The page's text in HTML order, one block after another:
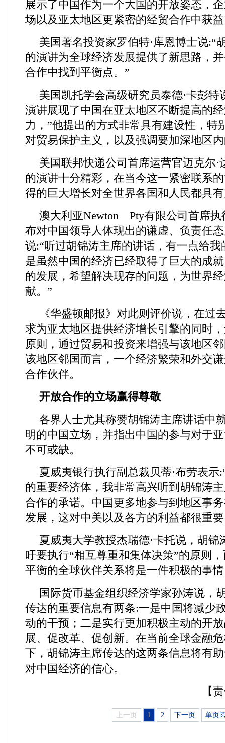
展示了中国作为一个大国的开放姿态，
场以及亚太地区更紧密的经贸合作中获
美国著名投资家罗伯特·库恩博士说:“
的演讲为全球经济发展提供了新思路，
合作中找到平衡点。”
美国凯托学会高级研究员泰德·卡彭特
演讲展现了中国在亚太地区不断提高的
力，”他提出的方式非常具有建设性，特
对贸易保护主义，以及强调要加深地区
美国联邦快递公司首席运营官迈克尔·
的演讲十分精彩，在当今这一紧密联系
得的巨大增长对全世界各国和人民都具
澳大利亚Newton Pty有限公司首席执
布对中国领导人体现出的谦虚、负责任
说:“听过胡锦涛主席的讲话，有一点给
是虽然中国的经济已经取得了巨大的成
的发展，希望解决现存的问题，为世界
献。”
《华盛顿邮报》对此则评价说，在过
求为亚太地区提供经济增长引擎的同时
原则，通过贸易和投资来增强与该地区
该地区邻国而言，一个经济繁荣和外交
合作伙伴。
开放合作的立场赢得尊敬
各界人士尤其称赞胡锦涛主席讲话中
明的中国立场，并指出中国的参与对于
不可或缺。
夏威夷银行执行副总裁贝蒂·布劳表示
的重要经济体，我非常高兴听到胡锦涛
合作的承诺。中国更多地参与到地区事
发展，这对中美以及各方的利益都很重
夏威夷大学教授杰瑞德·卡托说，胡锦
吁要执行“相互尊重和集体决策”的原则
平衡的全球伙伴关系将是一件积极的事
国际货币基金组织经济学家孙涛说，
传达的重要信息有两条:一是中国将减少
动的干预；二是实行更加积极主动的开
展、促改革、促创新。在当前全球金融
下，胡锦涛主席传达的这两条信息将有
对中国经济的信心。
【
上一页 1 2 下一页 单页